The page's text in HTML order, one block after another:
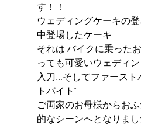
す！！
ウェディングケーキの
中登場したケーキ
それは バイクに乗った
っても可愛いウェディ
入刀…そしてファースト
トバイト”
ご両家のお母様からお
的なシーンへとなりま